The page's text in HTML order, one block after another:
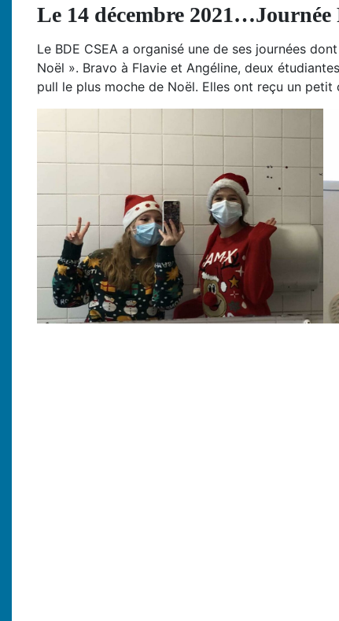
Le 14 décembre
Le BDE CSEA a organisé une de ses journées
Noël ». Bravo à Flavie et Angéline, deux
pull le plus moche de Noël. Elles ont reçu un petit